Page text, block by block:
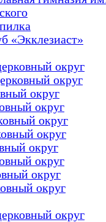
«Экклезиаст»
округ
округ
округ
округ
округ
округ
округ
округ
округ
округ
округ